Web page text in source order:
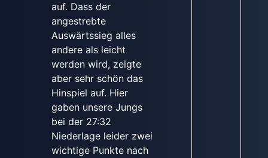
auf. Dass der
angestrebte
Auswärtssieg alles
andere als leicht
werden wird, zeigte
aber sehr schön das
Hinspiel auf. Hier
gaben unsere Jungs
bei der 27:32
Niederlage leider zwei
wichtige Punkte nach